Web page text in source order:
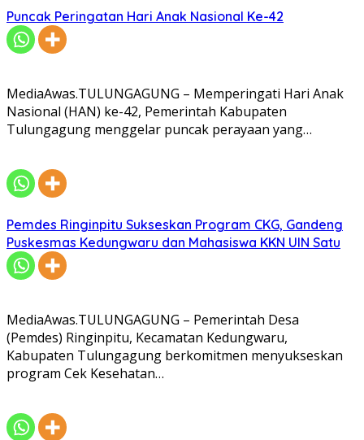
Puncak Peringatan Hari Anak Nasional Ke-42
MediaAwas.TULUNGAGUNG – Memperingati Hari Anak
Nasional (HAN) ke-42, Pemerintah Kabupaten
Tulungagung menggelar puncak perayaan yang…
Pemdes Ringinpitu Sukseskan Program CKG, Gandeng
Puskesmas Kedungwaru dan Mahasiswa KKN UIN Satu
MediaAwas.TULUNGAGUNG – Pemerintah Desa
(Pemdes) Ringinpitu, Kecamatan Kedungwaru,
Kabupaten Tulungagung berkomitmen menyukseskan
program Cek Kesehatan…